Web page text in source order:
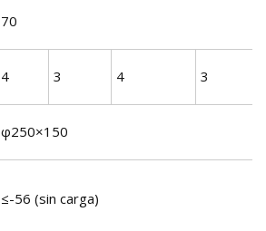
70
4 3 4 3
φ250×150
≤-56 (sin carga)